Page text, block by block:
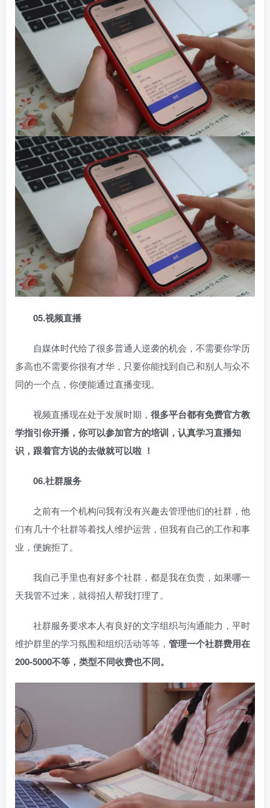
05.视频直播
自媒体时代给了很多普通人逆袭的机会，不需要你学历
多高也不需要你很有才华，只要你能找到自己和别人与众不
同的一个点，你便能通过直播变现。
视频直播现在处于发展时期， 很多平台都有免费官方教
学指引你开播，你可以参加官方的培训，认真学习直播知
识，跟着官方说的去做就可以啦 ！
06.社群服务
之前有一个机构问我有没有兴趣去管理他们的社群，他
们有几十个社群等着找人维护运营，但我有自己的工作和事
业，便婉拒了。
我自己手里也有好多个社群，都是我在负责，如果哪一
天我管不过来，就得招人帮我打理了。
社群服务要求本人有良好的文字组织与沟通能力，平时
维护群里的学习氛围和组织活动等等， 管理一个社群费用在
200-5000不等，类型不同收费也不同。